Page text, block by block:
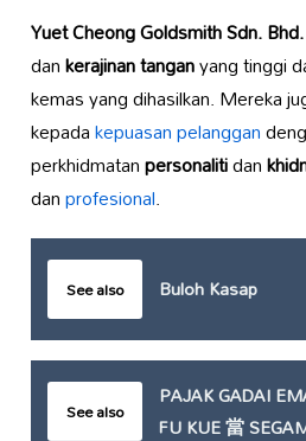
Yuet Cheong Goldsmith Sdn. Bhd.
dankerajinan tanganyang tinggi
kemas yang dihasilkan. Mereka
kepadakepuasan pelanggan
perkhidmatanpersonalitidan
danprofesional.
See also Buloh Kasap
See also
PAJAK GADAI
FU KUE 當